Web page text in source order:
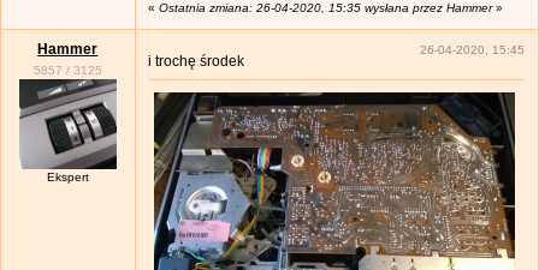
« Ostatnia zmiana: 26-04-2020, 15:35 wysłana przez Hammer»
Hammer
5857 / 3125
Ekspert
26-04-2020, 15:45
i trochę środek